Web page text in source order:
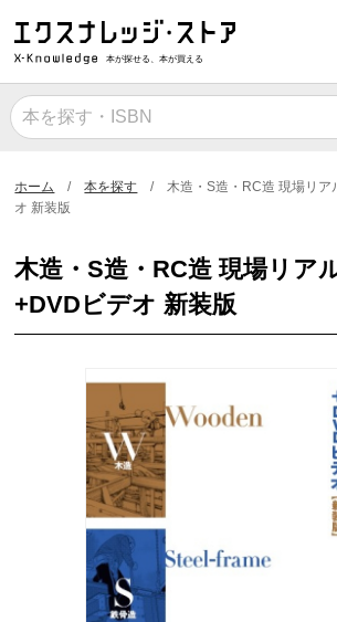
本が探せる、本が買える
ホーム 本を探す
木造・S造・RC造 現場リ
オ 新装版
木造・S造・RC造 現場リア
+DVDビデオ 新装版